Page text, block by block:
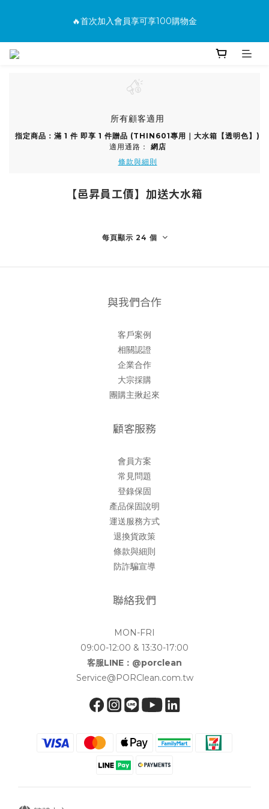
🔥首次加入會員享可享100購物金
🔥購買商品並上網填寫完整保固資料贈100購物金(填保固前須先
所有顧客適用
指定商品：滿 1 件 即享 1 件贈品 (THIN601專用｜大水箱【透明色】)
適用通路： 網店
條款與細則
【邑昇員工價】加送大水箱
每頁顯示 24 個
與我們合作
客戶案例
相關認證
企業合作
大宗採購
團購主揪起來
顧客服務
會員方案
常見問題
登錄保固
產品保固說明
運送服務方式
退換貨政策
條款與細則
防詐騙宣導
聯絡我們
MON-FRI
09:00-12:00 & 13:30-17:00
客服LINE：@porclean
Service@PORClean.com.tw